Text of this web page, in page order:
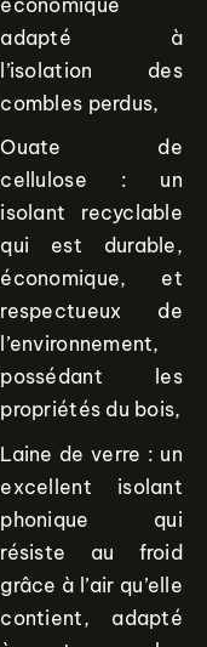
adapté à
l’isolation des
combles perdus,
Ouate de
cellulose : un
isolant recyclable
qui est durable,
économique, et
respectueux de
l’environnement,
possédant les
propriétés du bois,
Laine de verre : un
excellent isolant
phonique qui
résiste au froid
grâce à l’air qu’elle
contient, adapté